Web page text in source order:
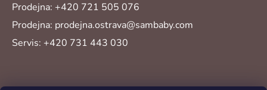
Prodejna: +420 721 505 076
Prodejna: prodejna.ostrava@sambaby.com
Servis: +420 731 443 030